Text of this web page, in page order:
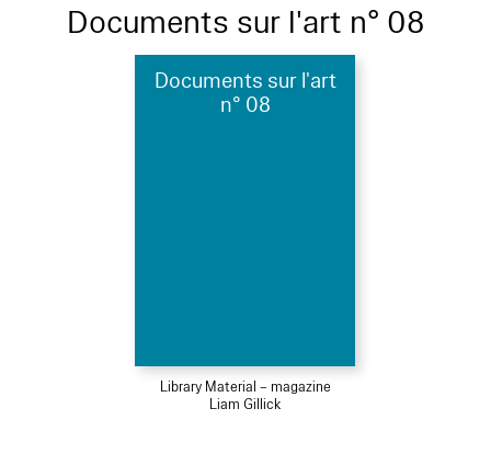
Documents sur l'art n° 08
Documents sur l'art
n° 08
Library Material – magazine
Liam Gillick